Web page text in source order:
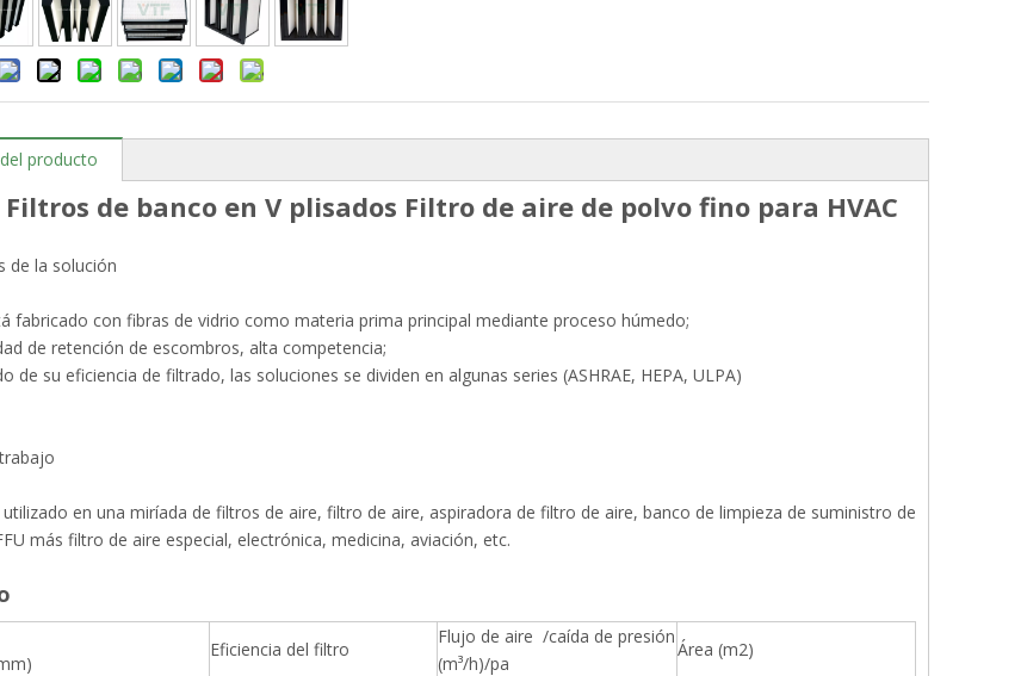
producto
de banco en V plisados ​​Filtro de aire de polvo fino para HVAC
de la solución
fabricado con fibras de vidrio como materia prima principal mediante proceso húmedo;
de retención de escombros, alta competencia;
de su eficiencia de filtrado, las soluciones se dividen en algunas series (ASHRAE, HEPA, ULPA)
en una miríada de filtros de aire, filtro de aire, aspiradora de filtro de aire, banco de limpieza de suministro de
más filtro de aire especial, electrónica, medicina, aviación, etc.
Eficiencia del filtro
Flujo de aire /caída de presión
(m³/h)/pa
Área (m2)